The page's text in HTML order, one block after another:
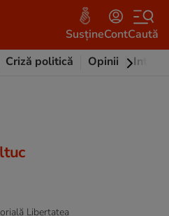
SusțineContCaută
Criză politică Opinii
Libertatea